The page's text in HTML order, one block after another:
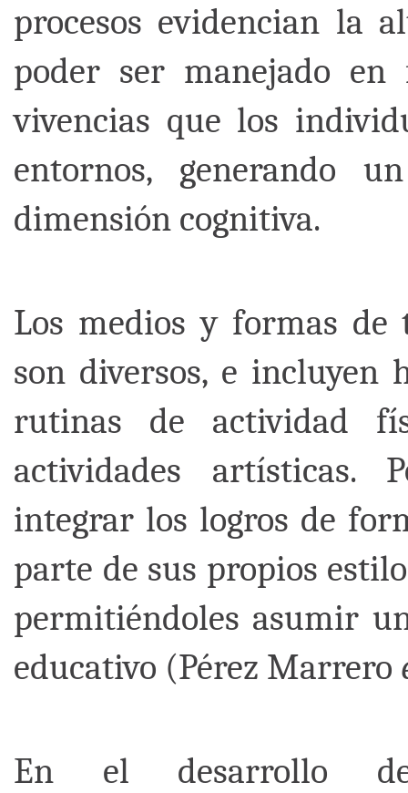
procesos evidencian la
poder ser manejado
vivencias que los
entornos, generando
dimensión cognitiva.
Los medios y formas
son diversos, e incluyen
rutinas de actividad
actividades artísticas.
integrar los logros de
parte de sus propios
permitiéndoles asumir
educativo (Pérez Marrero
En el desarrollo